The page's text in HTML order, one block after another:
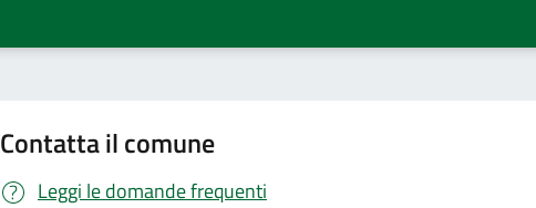
Contatta il comune
Leggi le domande frequenti